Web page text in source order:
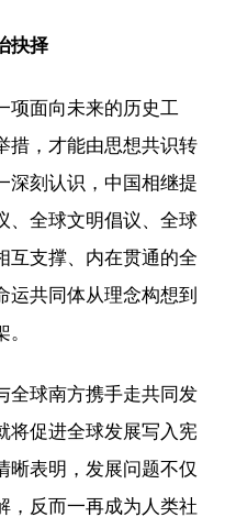
抉择
项面向未来的历史工
措，才能由思想共识转
深刻认识，中国相继提
、全球文明倡议、全球
互支撑、内在贯通的全
运共同体从理念构想到
全球南方携手走共同发
将促进全球发展写入宪
晰表明，发展问题不仅
，反而一再成为人类社